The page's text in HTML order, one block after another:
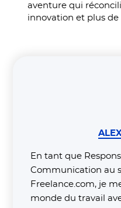
aventure qui
innovation et plus de
En tant que
Communication au
Freelance.com, je
monde du travail